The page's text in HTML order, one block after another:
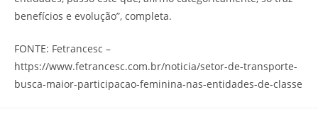
benefícios e evolução”, completa.
FONTE: Fetrancesc –
https://www.fetrancesc.com.br/noticia/setor-de-transporte-
busca-maior-participacao-feminina-nas-entidades-de-classe